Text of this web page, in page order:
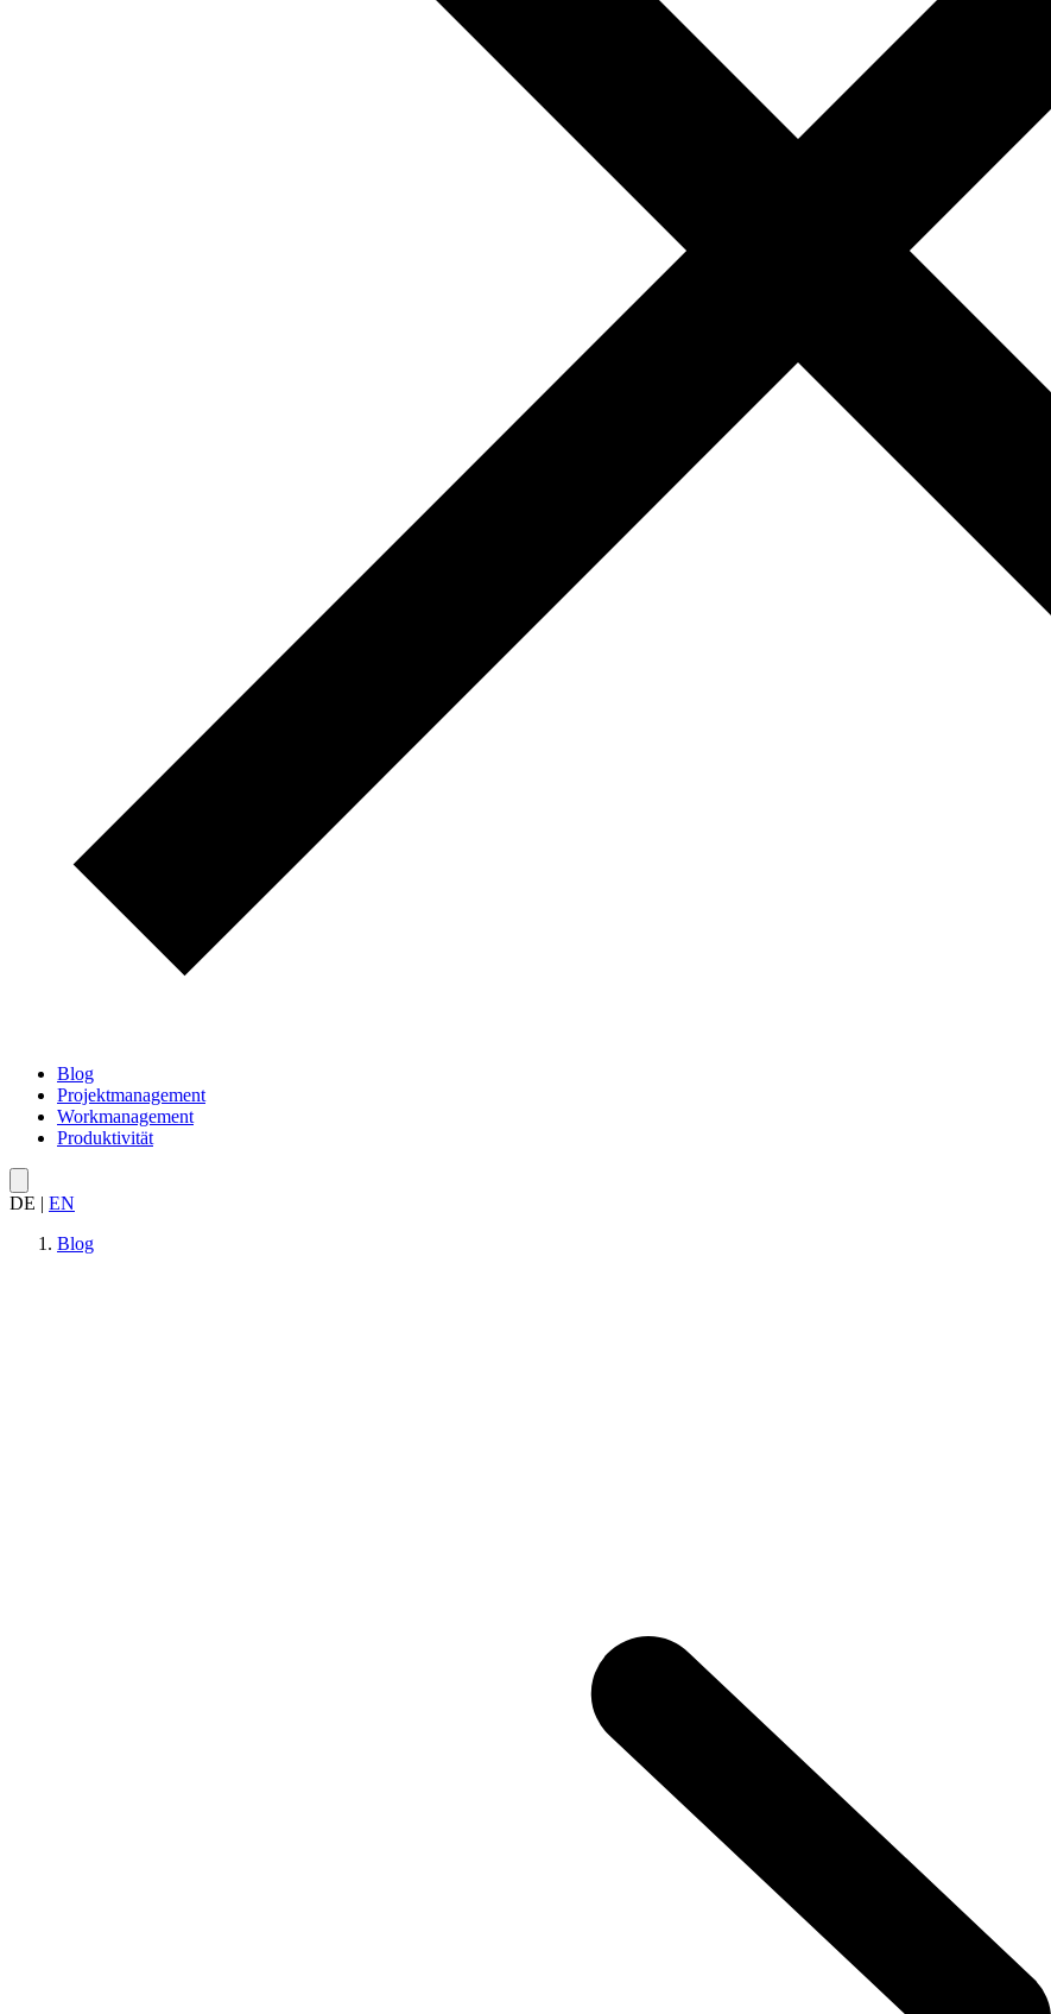
Blog
Projektmanagement
Workmanagement
Produktivität
DE | EN
Blog